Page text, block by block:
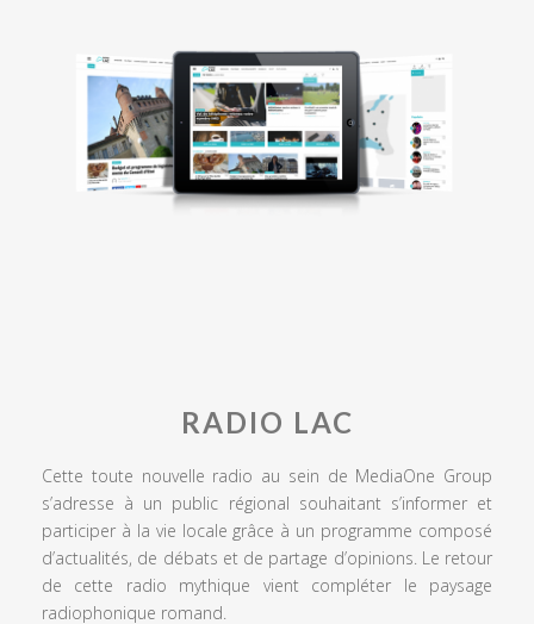
RADIO LAC
Cette toute nouvelle radio au sein de MediaOne Group
s’adresse à un public régional souhaitant s’informer et
participer à la vie locale grâce à un programme composé
d’actualités, de débats et de partage d’opinions. Le retour
de cette radio mythique vient compléter le paysage
radiophonique romand.